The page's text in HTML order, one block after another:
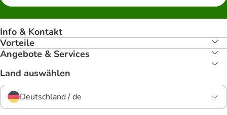
Info & Kontakt
Vorteile
Angebote & Services
Land auswählen
Deutschland / de